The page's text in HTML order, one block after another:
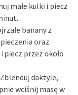
małe kulki i piecz
banany z
oraz
piecz przez około
daktyle,
wciśnij masę w